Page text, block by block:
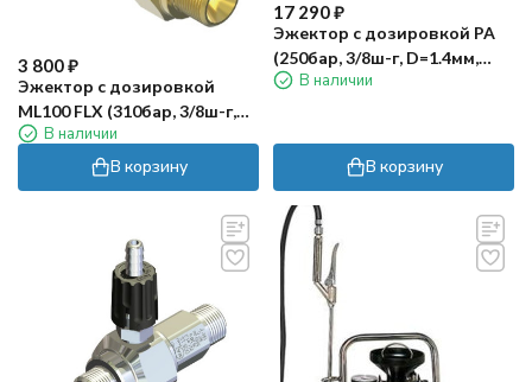
3 800₽
Эжектор с дозировкой
ML100 FLX (310бар, 3/8ш-г,
D=1.25мм, латунь) Mecline
В наличии
В корзину
17 290₽
Эжектор с дозировкой PA
(250бар, 3/8ш-г, D=1.4мм,
нерж)В наличии
В корзину